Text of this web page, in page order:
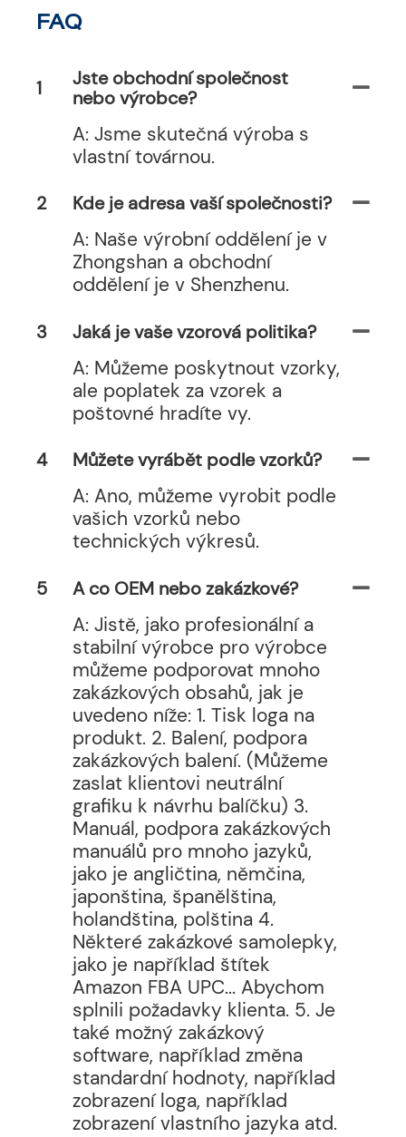
FAQ
1
Jste obchodní společnost
nebo výrobce?
A: Jsme skutečná výroba s
vlastní továrnou.
2 Kde je adresa vaší společnosti?
A: Naše výrobní oddělení je v
Zhongshan a obchodní
oddělení je v Shenzhenu.
3 Jaká je vaše vzorová politika?
A: Můžeme poskytnout vzorky,
ale poplatek za vzorek a
poštovné hradíte vy.
4 Můžete vyrábět podle vzorků?
A: Ano, můžeme vyrobit podle
vašich vzorků nebo
technických výkresů.
5 A co OEM nebo zakázkové?
A: Jistě, jako profesionální a
stabilní výrobce pro výrobce
můžeme podporovat mnoho
zakázkových obsahů, jak je
uvedeno níže: 1. Tisk loga na
produkt. 2. Balení, podpora
zakázkových balení. (Můžeme
zaslat klientovi neutrální
grafiku k návrhu balíčku) 3.
Manuál, podpora zakázkových
manuálů pro mnoho jazyků,
jako je angličtina, němčina,
japonština, španělština,
holandština, polština 4.
Některé zakázkové samolepky,
jako je například štítek
Amazon FBA UPC... Abychom
splnili požadavky klienta. 5. Je
také možný zakázkový
software, například změna
standardní hodnoty, například
zobrazení loga, například
zobrazení vlastního jazyka atd.